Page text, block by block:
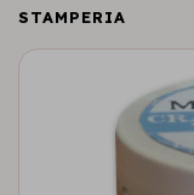
STAMPERIA